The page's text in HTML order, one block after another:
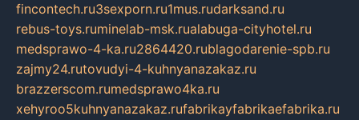
fincontech.ru3sexporn.ru1mus.rudarksand.ru
rebus-toys.ruminelab-msk.rualabuga-cityhotel.ru
medsprawo-4-ka.ru2864420.rublagodarenie-spb.ru
zajmy24.rutovudyi-4-kuhnyanazakaz.ru
brazzerscom.rumedsprawo4ka.ru
xehyroo5kuhnyanazakaz.rufabrikayfabrikaefabrika.ru